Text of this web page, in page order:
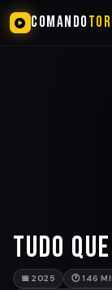
COMANDO
Tudo
📅 2025 🕐 146